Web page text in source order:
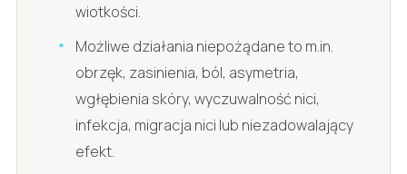
wiotkości.
Możliwe działania niepożądane to m.in.
obrzęk, zasinienia, ból, asymetria,
wgłębienia skóry, wyczuwalność nici,
infekcja, migracja nici lub niezadowalający
efekt.